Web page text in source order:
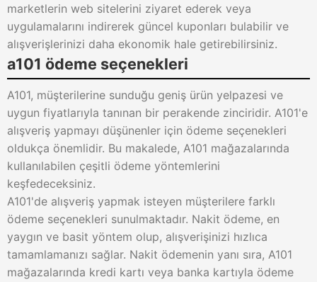
marketlerin web sitelerini ziyaret ederek veya
uygulamalarını indirerek güncel kuponları bulabilir ve
alışverişlerinizi daha ekonomik hale getirebilirsiniz.
a101 ödeme seçenekleri
A101, müşterilerine sunduğu geniş ürün yelpazesi ve
uygun fiyatlarıyla tanınan bir perakende zinciridir. A101'e
alışveriş yapmayı düşünenler için ödeme seçenekleri
oldukça önemlidir. Bu makalede, A101 mağazalarında
kullanılabilen çeşitli ödeme yöntemlerini
keşfedeceksiniz.
A101'de alışveriş yapmak isteyen müşterilere farklı
ödeme seçenekleri sunulmaktadır. Nakit ödeme, en
yaygın ve basit yöntem olup, alışverişinizi hızlıca
tamamlamanızı sağlar. Nakit ödemenin yanı sıra, A101
mağazalarında kredi kartı veya banka kartıyla ödeme